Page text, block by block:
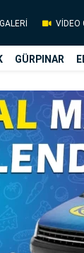
VİDEO
GÜRPINAR